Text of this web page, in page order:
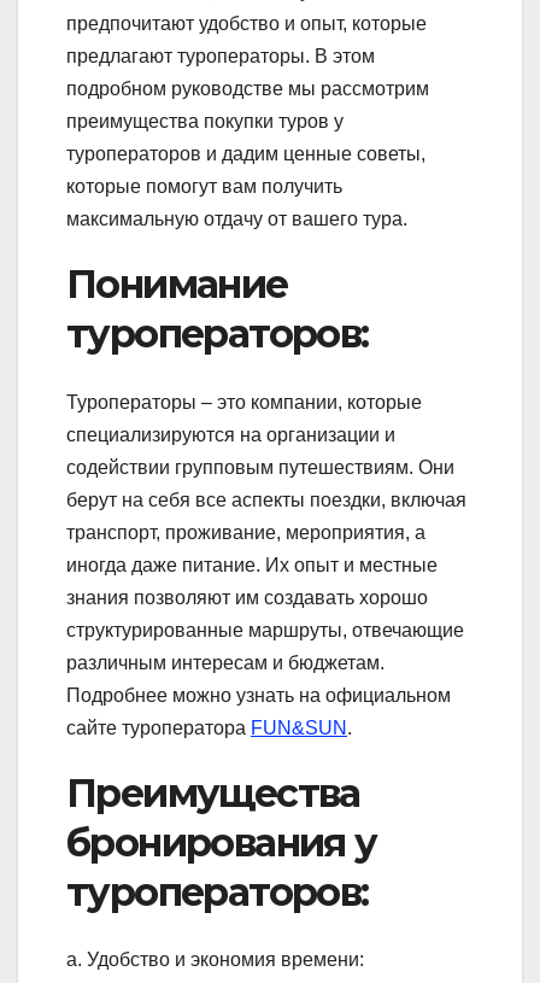
предпочитают удобство и опыт, которые
предлагают туроператоры. В этом
подробном руководстве мы рассмотрим
преимущества покупки туров у
туроператоров и дадим ценные советы,
которые помогут вам получить
максимальную отдачу от вашего тура.
Понимание
туроператоров:
Туроператоры – это компании, которые
специализируются на организации и
содействии групповым путешествиям. Они
берут на себя все аспекты поездки, включая
транспорт, проживание, мероприятия, а
иногда даже питание. Их опыт и местные
знания позволяют им создавать хорошо
структурированные маршруты, отвечающие
различным интересам и бюджетам.
Подробнее можно узнать на официальном
сайте туроператора FUN&SUN .
Преимущества
бронирования у
туроператоров:
а. Удобство и экономия времени: